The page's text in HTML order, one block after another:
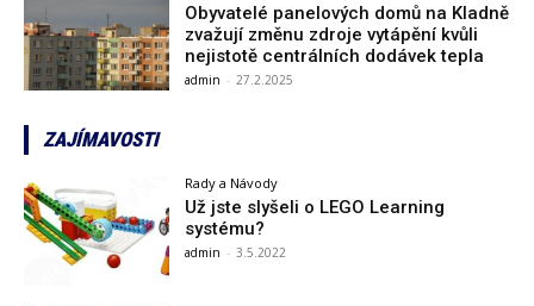
Obyvatelé panelových domů na Kladně
zvažují změnu zdroje vytápění kvůli
nejistotě centrálních dodávek tepla
admin - 27.2.2025
ZAJÍMAVOSTI
Rady a Návody
Už jste slyšeli o LEGO Learning
systému?
admin - 3.5.2022